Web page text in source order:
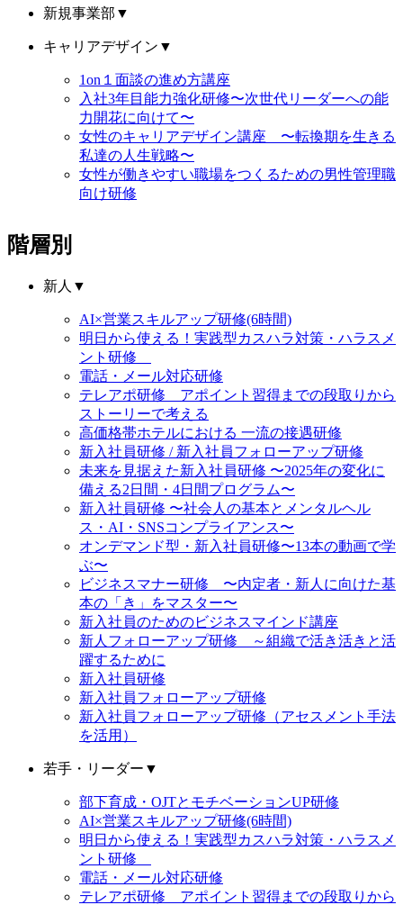
新規事業部 ▼
キャリアデザイン ▼
1on１面談の進め方講座
入社3年目能力強化研修〜次世代リーダーへの能
力開花に向けて〜
女性のキャリアデザイン講座 〜転換期を生きる
私達の人生戦略〜
女性が働きやすい職場をつくるための男性管理職
向け研修
階層別
新人 ▼
AI×営業スキルアップ研修(6時間)
明日から使える！実践型カスハラ対策・ハラスメ
ント研修
電話・メール対応研修
テレアポ研修 アポイント習得までの段取りから
ストーリーで考える
高価格帯ホテルにおける 一流の接遇研修
新入社員研修 / 新入社員フォローアップ研修
未来を見据えた新入社員研修 〜2025年の変化に
備える2日間・4日間プログラム〜
新入社員研修 〜社会人の基本とメンタルヘル
ス・AI・SNSコンプライアンス〜
オンデマンド型・新入社員研修〜13本の動画で学
ぶ〜
ビジネスマナー研修 〜内定者・新人に向けた基
本の「き」をマスター〜
新入社員のためのビジネスマインド講座
新人フォローアップ研修 ～組織で活き活きと活
躍するために
新入社員研修
新入社員フォローアップ研修
新入社員フォローアップ研修（アセスメント手法
を活用）
若手・リーダー ▼
部下育成・OJTとモチベーションUP研修
AI×営業スキルアップ研修(6時間)
明日から使える！実践型カスハラ対策・ハラスメ
ント研修
電話・メール対応研修
テレアポ研修 アポイント習得までの段取りから